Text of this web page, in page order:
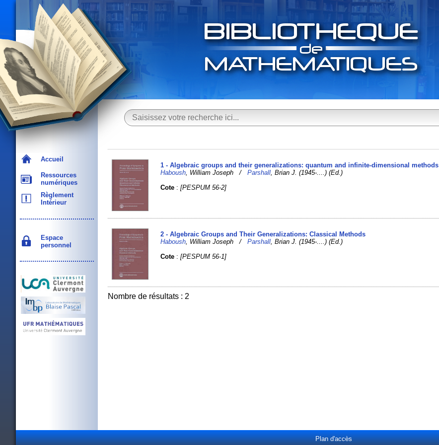
Accueil
Ressources
numériques
Règlement
Intérieur
Espace
personnel
1 - Algebraic groups and their generalizations: quantum and infinite-dimensional methods
Haboush , William Joseph /Parshall , Brian J. (1945-....) (Ed.)
Cote :[PESPUM 56-2]
2 - Algebraic Groups and Their Generalizations: Classical Methods
Haboush , William Joseph /Parshall , Brian J. (1945-....) (Ed.)
Cote :[PESPUM 56-1]
Nombre de résultats : 2
Plan d'accès